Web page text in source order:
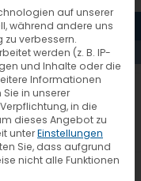
19. Juni 2019
auf unserer
während andere uns
zu verbessern.
werden (z. B. IP-
und Inhalte oder die
Informationen
in unserer
in die
dieses Angebot zu
unterEinstellungen
Sie, dass aufgrund
nicht alle Funktionen